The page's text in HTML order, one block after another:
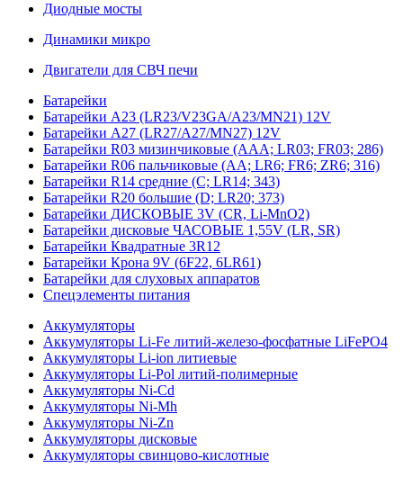
Диодные мосты
Динамики микро
Двигатели для СВЧ печи
Батарейки
Батарейки A23 (LR23/V23GA/A23/MN21) 12V
Батарейки A27 (LR27/A27/MN27) 12V
Батарейки R03 мизинчиковые (AAA; LR03; FR03; 286)
Батарейки R06 пальчиковые (AA; LR6; FR6; ZR6; 316)
Батарейки R14 средние (C; LR14; 343)
Батарейки R20 большие (D; LR20; 373)
Батарейки ДИСКОВЫЕ 3V (CR, Li-MnO2)
Батарейки дисковые ЧАСОВЫЕ 1,55V (LR, SR)
Батарейки Квадратные 3R12
Батарейки Крона 9V (6F22, 6LR61)
Батарейки для слуховых аппаратов
Спецэлементы питания
Аккумуляторы
Аккумуляторы Li-Fe литий-железо-фосфатные LiFePO4
Аккумуляторы Li-ion литиевые
Аккумуляторы Li-Pol литий-полимерные
Аккумуляторы Ni-Cd
Аккумуляторы Ni-Mh
Аккумуляторы Ni-Zn
Аккумуляторы дисковые
Аккумуляторы свинцово-кислотные